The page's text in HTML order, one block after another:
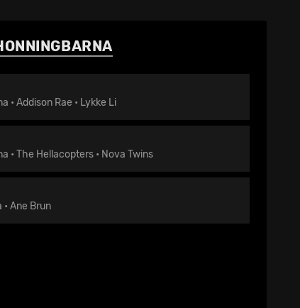
• Addison Rae • Lykke Li
• The Hellacopters • Nova Twins
Ane Brun